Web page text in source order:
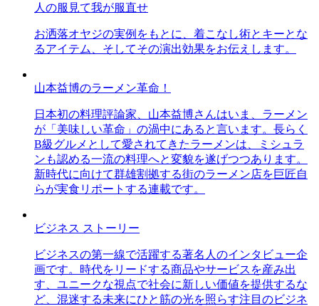
人の服見て我が服直せ
お洒落オヤジの実例をもとに、着こなし術とキーとな
るアイテム、そしてその演出効果をお伝えします。
山本益博のラーメン革命！
日本初の料理評論家、山本益博さんはいま、ラーメン
が「美味しい革命」の渦中にあると言います。長らく
B級グルメとして愛されてきたラーメンは、ミシュラ
ンも認める一流の料理へと変貌を遂げつつあります。
新時代に向けて群雄割拠する街のラーメン店を巨匠自
らが実食リポートする連載です。
ビジネス ストーリー
ビジネスの第一線で活躍する著名人のインタビュー企
画です。時代をリードする商品やサービスを産み出
す、ユニークな視点で社会に新しい価値を提供するな
ど、混迷する未来にひと筋の光を照らす注目のビジネ